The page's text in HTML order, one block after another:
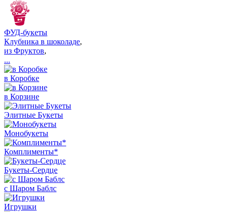
ФУД-букеты
Клубника в шоколаде,
из Фруктов,
...
в Коробке
в Корзине
Элитные Букеты
Монобукеты
Комплименты*
Букеты-Сердце
с Шаром Баблс
Игрушки